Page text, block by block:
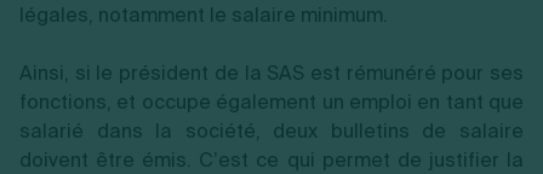
légales, notamment le salaire minimum.
Ainsi, si le président de la SAS est rémunéré pour ses
fonctions, et occupe également un emploi en tant que
salarié dans la société, deux bulletins de salaire
doivent être émis. C’est ce qui permet de justifier la